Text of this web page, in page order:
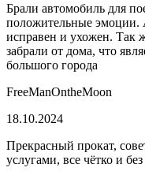
Брали автомобиль для
положительные эмоции.
исправен и ухожен. Так
забрали от дома, что
большого города
FreeManOntheMoon
18.10.2024
Прекрасный прокат,
услугами, все чётко и